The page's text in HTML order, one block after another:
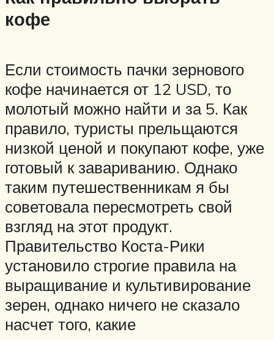
кофе
Если стоимость пачки зернового
кофе начинается от 12 USD, то
молотый можно найти и за 5. Как
правило, туристы прельщаются
низкой ценой и покупают кофе, уже
готовый к завариванию. Однако
таким путешественникам я бы
советовала пересмотреть свой
взгляд на этот продукт.
Правительство Коста-Рики
установило строгие правила на
выращивание и культивирование
зерен, однако ничего не сказало
насчет того, какие